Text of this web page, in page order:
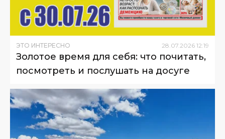
ЭТО ИНТЕРЕСНО 28.07.2026 12:19
Золотое время для себя: что почитать,
посмотреть и послушать на досуге